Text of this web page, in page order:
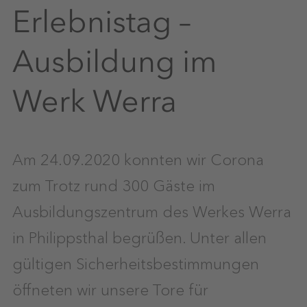
Erlebnistag –
Ausbildung im
Werk Werra
Am 24.09.2020 konnten wir Corona
zum Trotz rund 300 Gäste im
Ausbildungszentrum des Werkes Werra
in Philippsthal begrüßen. Unter allen
gültigen Sicherheitsbestimmungen
öffneten wir unsere Tore für